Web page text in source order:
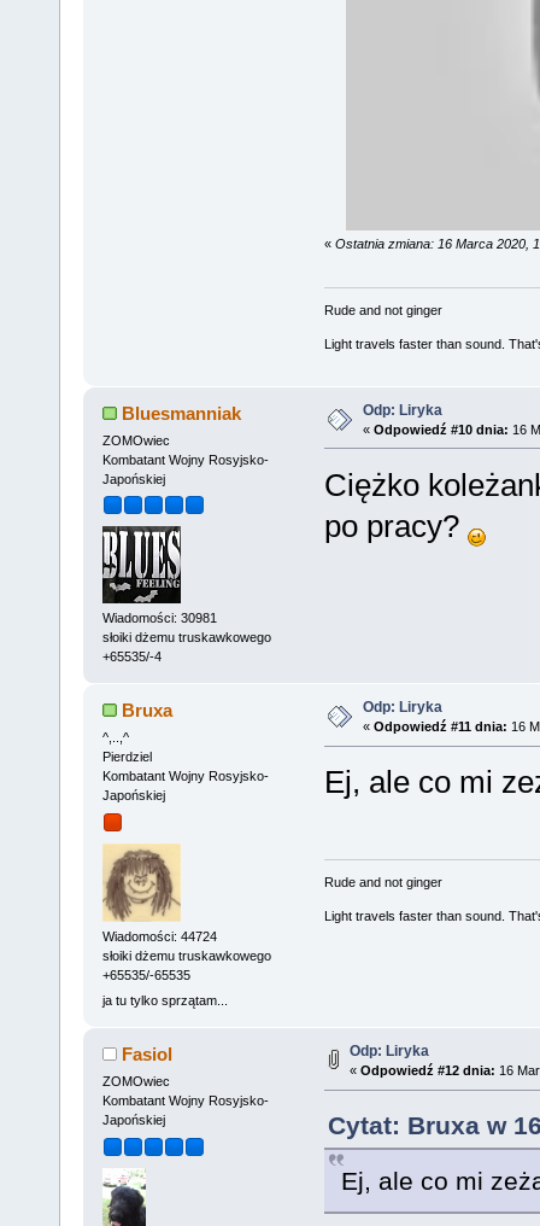
« Ostatnia zmiana: 16 Marca 2020,
Rude and not ginger
Light travels faster than sound.
Bluesmanniak
ZOMOwiec
Kombatant Wojny Rosyjsko-
Japońskiej
Wiadomości: 30981
słoiki dżemu truskawkowego
+65535/-4
Odp: Liryka
« Odpowiedź #10 dnia: 16
Ciężko
po pracy?
Bruxa
^,..,^
Pierdziel
Kombatant Wojny Rosyjsko-
Japońskiej
Wiadomości: 44724
słoiki dżemu truskawkowego
+65535/-65535
ja tu tylko sprzątam...
Odp: Liryka
« Odpowiedź #11 dnia: 16
Ej, ale co mi
Rude and not ginger
Light travels faster than sound.
Fasiol
ZOMOwiec
Kombatant Wojny Rosyjsko-
Japońskiej
Odp: Liryka
« Odpowiedź #12 dnia: 16
Cytat: Bruxa w
Ej, ale co mi